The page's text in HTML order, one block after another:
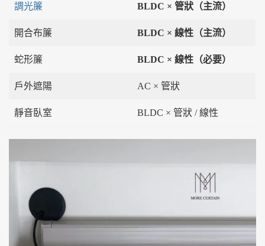
調光簾 BLDC × 管狀（主流）
開合布簾 BLDC × 線性（主流）
蛇形簾 BLDC × 線性（必要）
戶外遮陽 AC × 管狀
靜音臥室 BLDC × 管狀 / 線性